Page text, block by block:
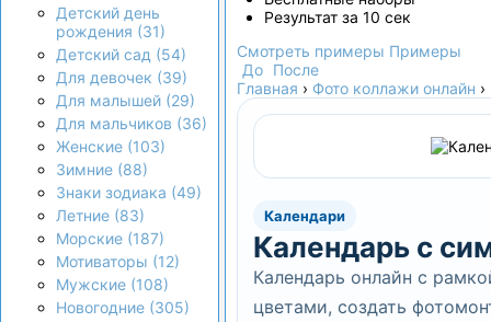
Детский день
рождения (31)
Детский сад (54)
Для девочек (39)
Для малышей (29)
Для мальчиков (36)
Женские (103)
Зимние (88)
Знаки зодиака (49)
Летние (83)
Морские (187)
Мотиваторы (12)
Мужские (108)
Новогодние (305)
Результат за 10 сек
Смотреть примеры Примеры
До После
Главная › Фото коллажи онлайн ›
Календари
Календарь с
Календарь онлайн с
цветами, создать